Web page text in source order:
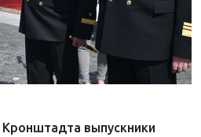
выпускники